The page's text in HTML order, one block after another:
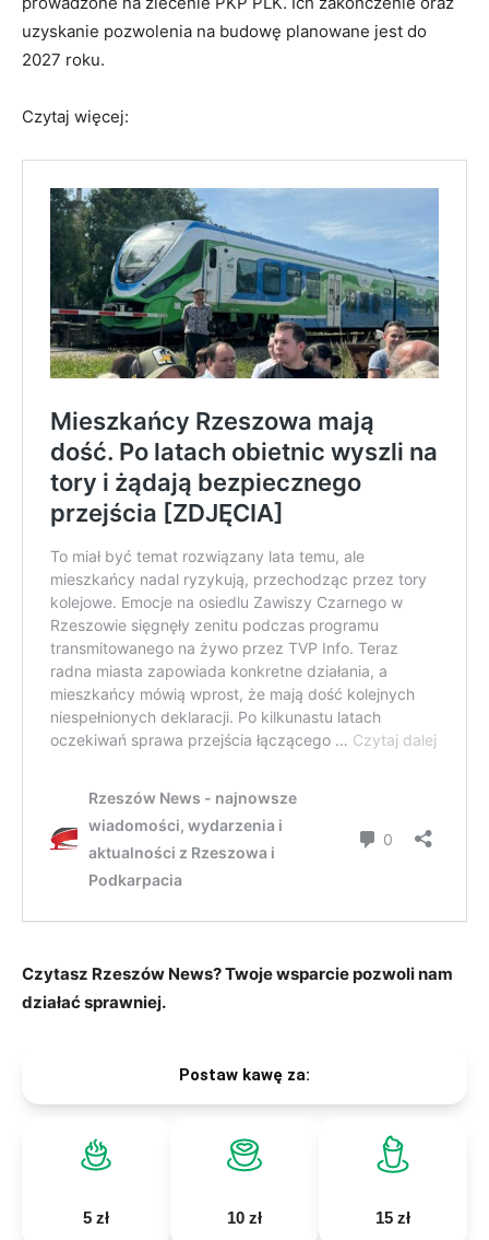
uzyskanie pozwolenia na budowę planowane jest do
2027 roku.
Czytaj więcej:
Czytasz Rzeszów News? Twoje wsparcie pozwoli nam
działać sprawniej.
Postaw kawę za:
5 zł 10 zł 15 zł